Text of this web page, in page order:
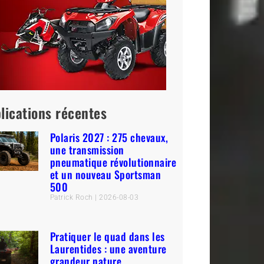
récentes
Polaris 2027 : 275 chevaux,
une transmission
pneumatique révolutionnaire
et un nouveau Sportsman
500
Patrick Roch 2026-08-03
Pratiquer le quad dans les
Laurentides : une aventure